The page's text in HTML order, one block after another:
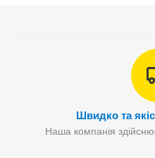
Швидко та
Наша компанія